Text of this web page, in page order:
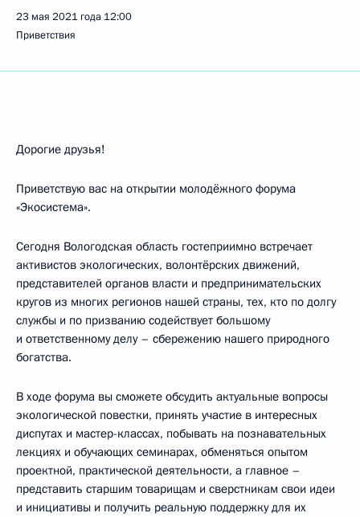
23 мая 2021 года 12:00
Приветствия
Дорогие друзья!
Приветствую вас на открытии молодёжного форума
«Экосистема».
Сегодня Вологодская область гостеприимно встречает
активистов экологических, волонтёрских движений,
представителей органов власти и предпринимательских
кругов из многих регионов нашей страны, тех, кто по долгу
службы и по призванию содействует большому
и ответственному делу – сбережению нашего природного
богатства.
В ходе форума вы сможете обсудить актуальные вопросы
экологической повестки, принять участие в интересных
диспутах и мастер-классах, побывать на познавательных
лекциях и обучающих семинарах, обменяться опытом
проектной, практической деятельности, а главное –
представить старшим товарищам и сверстникам свои идеи
и инициативы и получить реальную поддержку для их